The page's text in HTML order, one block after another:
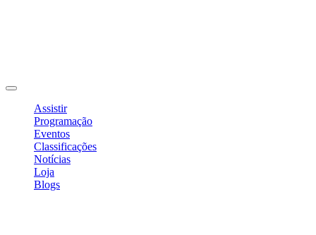
Assistir
Programação
Eventos
Classificações
Notícias
Loja
Blogs